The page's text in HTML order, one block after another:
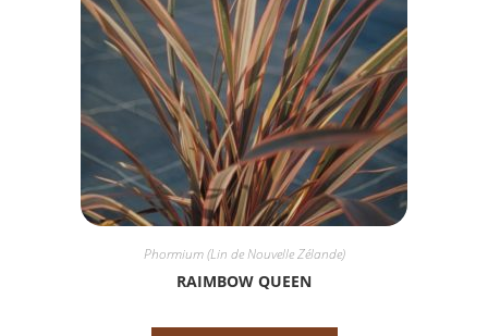
Phormium (Lin de Nouvelle Zélande)
RAIMBOW QUEEN